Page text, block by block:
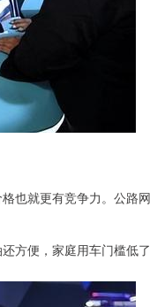
也就更有竞争力。公路
方便，家庭用车门槛低了